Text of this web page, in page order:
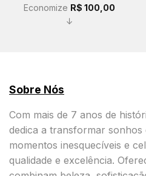
Economize R$ 100,00
↓
Sobre Nós
Com mais de 7 anos de
dedica a transformar sonhos
momentos inesquecíveis e
qualidade e excelência.